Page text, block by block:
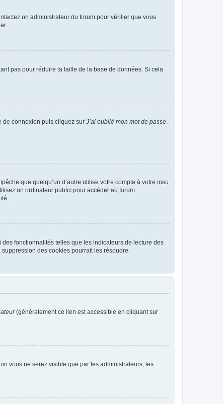
un administrateur du forum pour vérifier que vous
pas pour réduire la taille de la base de données. Si cela
de connexion puis cliquez sur J’ai oublié mon mot de passe
que quelqu’un d’autre utilise votre compte à votre insu
un ordinateur public pour accéder au forum
fonctionnalités telles que les indicateurs de lecture des
des cookies pourrait les résoudre.
(généralement ce lien est accessible en cliquant sur
vous ne serez visible que par les administrateurs, les